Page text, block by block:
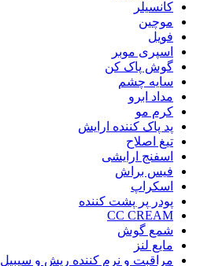
کانسیلر
موچین
فویل
اسپری موبر
گوش پاک کن
سایه چشم
مداد ابرو
کرم مو
پد پاک کننده ارایش
تیغ اصلاح
اسفنج ارایشی
فیس براش
اسکراپ
پودر پر پشت کننده
CC CREAM
شمع گوش
مایع لنز
مراقبت و نرم کننده ریش و سیبیل